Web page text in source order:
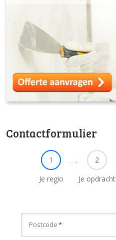
Contactformulier
1
Je regio
2
Je opdracht
Postcode*